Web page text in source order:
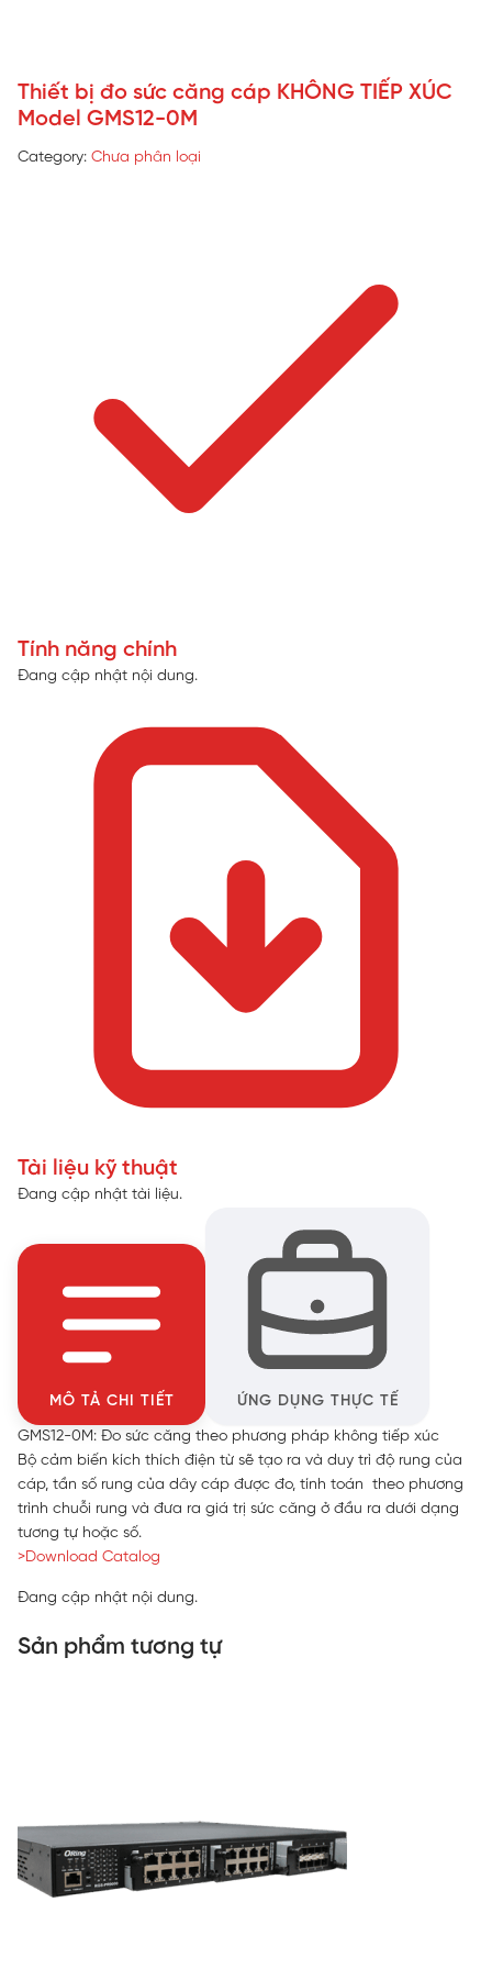
Thiết bị đo sức căng cáp KHÔNG TIẾP XÚC
Model GMS12-0M
Category: Chưa phân loại
Tính năng chính
Đang cập nhật nội dung.
Tài liệu kỹ thuật
Đang cập nhật tài liệu.
MÔ TẢ CHI TIẾT ỨNG DỤNG THỰC TẾ
GMS12-0M: Đo sức căng theo phương pháp không tiếp xúc
Bộ cảm biến kích thích điện từ sẽ tạo ra và duy trì độ rung của
cáp, tần số rung của dây cáp được đo, tính toán theo phương
trình chuỗi rung và đưa ra giá trị sức căng ở đầu ra dưới dạng
tương tự hoặc số.
>Download Catalog
Đang cập nhật nội dung.
Sản phẩm tương tự